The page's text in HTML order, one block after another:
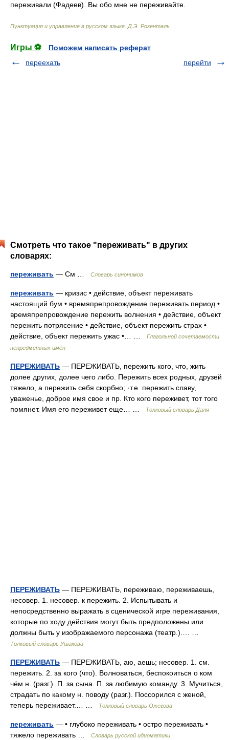
переживали (Фадеев). Вы обо мне не переживайте.
Пунктуация и управление в русском языке Д.Э. Розенталь
Игры ⚽
Поможем написать реферат
переехать
перейти
Смотреть что такое "переживать" в других
словарях:
переживать — См … Словарь синонимов
переживать — кризис • действие, объект переживать
настоящий бум • времяпрепровождение переживать период •
времяпрепровождение пережить волнения • действие, объект
пережить потрясение • действие, объект пережить страх •
действие, объект пережить ужас •… …
Глагольной сочетаемости
непредметных имён
ПЕРЕЖИВАТЬ — ПЕРЕЖИВАТЬ, пережить кого, что, жить
долее других, долее чего либо. Пережить всех родных, друзей
тяжело, а пережить себя скорбно; ·т.е. пережить славу,
уваженье, доброе имя свое и пр. Кто кого переживет, тот того
помянет. Имя его переживет еще… …
Толковый словарь Даля
ПЕРЕЖИВАТЬ — ПЕРЕЖИВАТЬ, переживаю, переживаешь,
несовер. 1. несовер. к пережить. 2. Испытывать и
непосредственно выражать в сценической игре переживания,
которые по ходу действия могут быть предположены или
должны быть у изображаемого персонажа (театр.).… …
Толковый словарь Ушакова
ПЕРЕЖИВАТЬ — ПЕРЕЖИВАТЬ, аю, аешь; несовер. 1. см.
пережить. 2. за кого (что). Волноваться, беспокоиться о ком
чём н. (разг.). П. за сына. П. за любимую команду. 3. Мучиться,
страдать по какому н. поводу (разг.). Поссорился с женой,
теперь переживает.… …
Толковый словарь Ожегова
переживать — • глубоко переживать • остро переживать •
тяжело переживать …
Словарь русской идиоматики